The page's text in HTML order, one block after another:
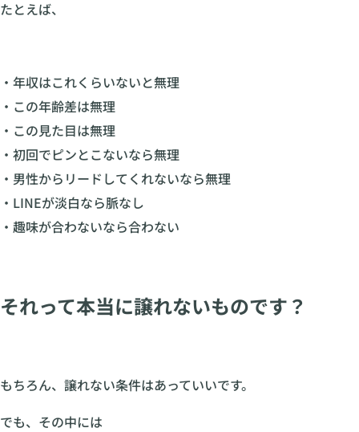
たとえば、
・年収はこれくらいないと無理
・この年齢差は無理
・この見た目は無理
・初回でピンとこないなら無理
・男性からリードしてくれないなら無理
・LINEが淡白なら脈なし
・趣味が合わないなら合わない
それって本当に譲れないものです？
もちろん、譲れない条件はあっていいです。
でも、その中には